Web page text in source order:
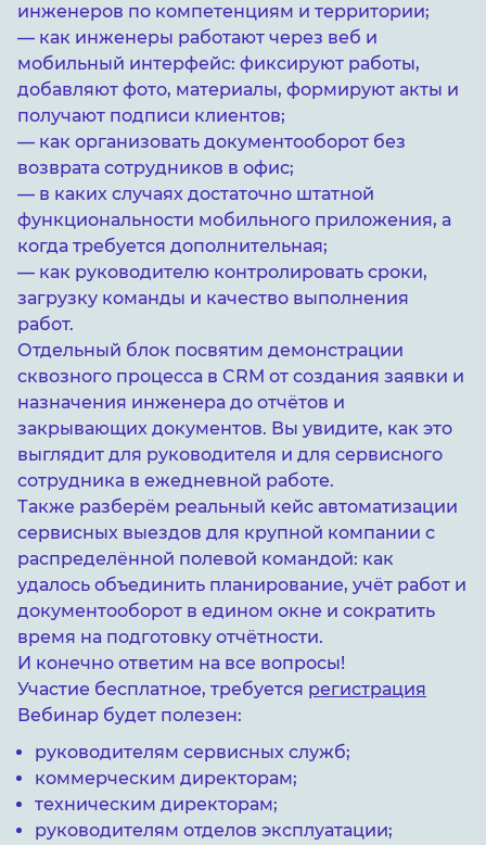
инженеров по компетенциям и территории;
— как инженеры работают через веб и
мобильный интерфейс: фиксируют работы,
добавляют фото, материалы, формируют акты и
получают подписи клиентов;
— как организовать документооборот без
возврата сотрудников в офис;
— в каких случаях достаточно штатной
функциональности мобильного приложения, а
когда требуется дополнительная;
— как руководителю контролировать сроки,
загрузку команды и качество выполнения
работ.
Отдельный блок посвятим демонстрации
сквозного процесса в CRM от создания заявки и
назначения инженера до отчётов и
закрывающих документов. Вы увидите, как это
выглядит для руководителя и для сервисного
сотрудника в ежедневной работе.
Также разберём реальный кейс автоматизации
сервисных выездов для крупной компании с
распределённой полевой командой: как
удалось объединить планирование, учёт работ и
документооборот в едином окне и сократить
время на подготовку отчётности.
И конечно ответим на все вопросы!
Участие бесплатное, требуется регистрация
Вебинар будет полезен:
руководителям сервисных служб;
коммерческим директорам;
техническим директорам;
руководителям отделов эксплуатации;